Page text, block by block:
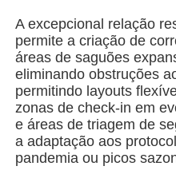
notícias
Todos os casos
Pedir um orçamento
A excepcional relação
permite a criação de
áreas de saguões
eliminando obstruções
permitindo layouts
zonas de check-in em
e áreas de triagem de
a adaptação aos
pandemia ou picos